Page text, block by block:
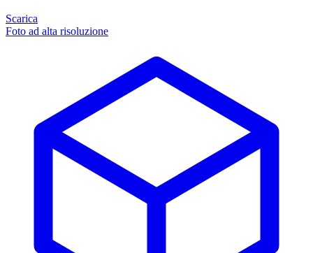
Scarica
Foto ad alta risoluzione